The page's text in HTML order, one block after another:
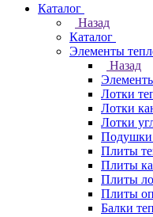
Каталог
Назад
Каталог
Элементы
Назад
Лотки
Лотки
Лотки
Плиты
Плиты
Плиты
Плиты
Балки